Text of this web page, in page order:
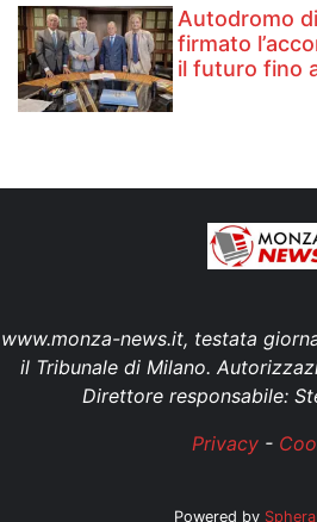
Autodromo
firmato
il futuro fino
www.monza-news.it, testata
il Tribunale di Milano.
Direttore responsabile:
Privacy-
Powered by